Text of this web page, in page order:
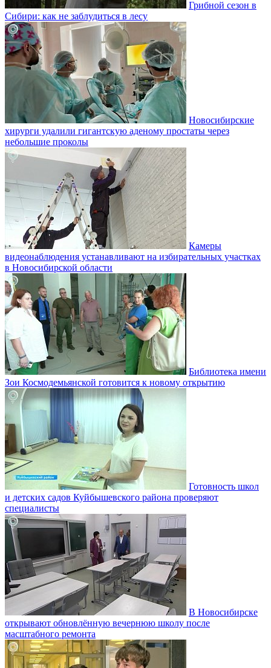
Грибной сезон в
Сибири: как не заблудиться в лесу
Новосибирские
хирурги удалили гигантскую аденому простаты через
небольшие проколы
Камеры
видеонаблюдения устанавливают на избирательных участках
в Новосибирской области
Библиотека имени
Зои Космодемьянской готовится к новому открытию
Готовность школ
и детских садов Куйбышевского района проверяют
специалисты
В Новосибирске
открывают обновлённую вечернюю школу после
масштабного ремонта